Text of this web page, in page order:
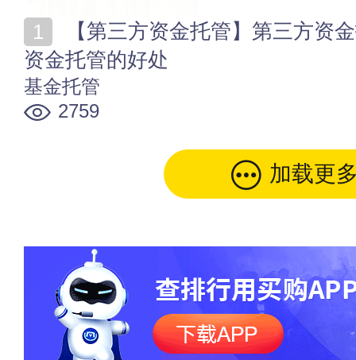
资金托管的好处
基金托管
2759
加载更